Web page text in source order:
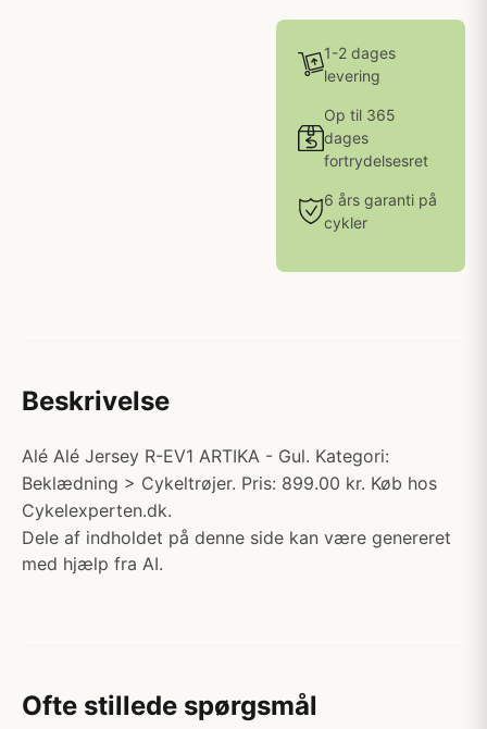
1-2 dages
levering
Op til 365
dages
fortrydelsesret
6 års garanti på
cykler
Beskrivelse
Alé Alé Jersey R-EV1 ARTIKA - Gul. Kategori:
Beklædning > Cykeltrøjer. Pris: 899.00 kr. Køb hos
Cykelexperten.dk.
Dele af indholdet på denne side kan være genereret
med hjælp fra AI.
Ofte stillede spørgsmål